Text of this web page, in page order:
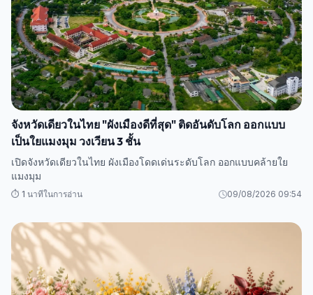
จังหวัดเดียวในไทย "ผังเมืองดีที่สุด" ติดอันดับโลก ออกแบบ
เป็นใยแมงมุม วงเวียน 3 ชั้น
เปิดจังหวัดเดียวในไทย ผังเมืองโดดเด่นระดับโลก ออกแบบคล้ายใย
แมงมุม
⏱️ 1 นาทีในการอ่าน 09/08/2026 09:54